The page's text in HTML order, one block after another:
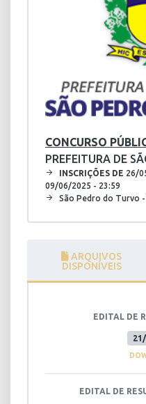
CONCURSO
PREFEITURA DE
INSCRIÇÕES DE 26/
09/06/2025 - 23:59
São Pedro do Turvo -
ARQUIVOS
DISPONÍVEIS
EDITAL DE
EDITAL DE